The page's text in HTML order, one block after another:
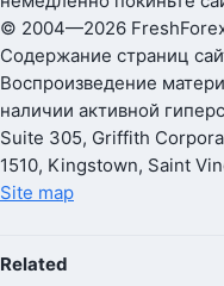
© 2004—2026
Содержание страниц
Воспроизведение
наличии активной
Suite 305, Griffith
1510, Kingstown, Saint
Site map
Related